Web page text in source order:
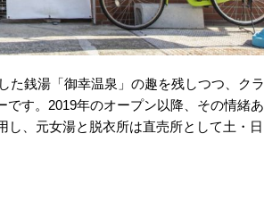
た銭湯「御幸温泉」の趣を残しつつ、クラ
す。2019年のオープン以降、その情緒あ
、元女湯と脱衣所は直売所として土・日